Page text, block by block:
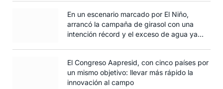
En un escenario marcado por El Niño,
arrancó la campaña de girasol con una
intención récord y el exceso de agua ya
El Congreso Aapresid, con cinco países por
un mismo objetivo: llevar más rápido la
innovación al campo